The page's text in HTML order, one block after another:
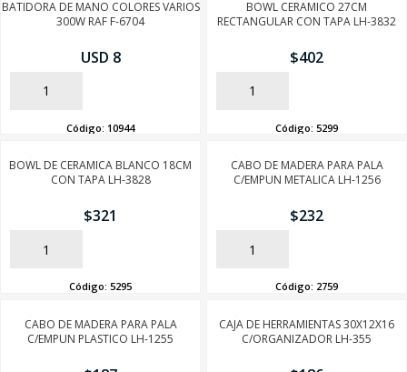
BATIDORA DE MANO COLORES VARIOS
300W RAF F-6704
USD 8
AÑADIR
Código: 10944
BOWL CERAMICO 27CM
RECTANGULAR CON TAPA LH-3832
$402
AÑADIR
Código: 5299
BOWL DE CERAMICA BLANCO 18CM
CON TAPA LH-3828
$321
AÑADIR
Código: 5295
CABO DE MADERA PARA PALA
C/EMPUN METALICA LH-1256
$232
AÑADIR
Código: 2759
CABO DE MADERA PARA PALA
C/EMPUN PLASTICO LH-1255
CAJA DE HERRAMIENTAS 30X12X16
C/ORGANIZADOR LH-355